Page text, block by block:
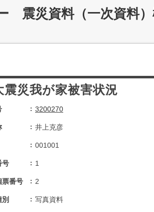
震災資料（一次資料
震災我が家被害状況
3200270
井上克彦
001001
号 1
票番号 2
写真資料